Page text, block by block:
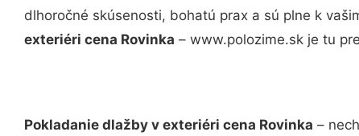
dlhoročné skúsenosti, bohatú prax a sú plne k
exteriéri cena Rovinka – www.polozime.sk je tu
Pokladanie dlažby v exteriéri cena Rovinka –